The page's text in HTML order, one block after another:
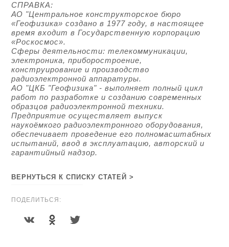
СПРАВКА:
АО "Центральное конструкторское бюро
«Геофизика» создано в 1977 году, в настоящее
время входит в Государственную корпорацию
«Роскосмос».
Сферы деятельности: телекоммуникации,
электроника, приборостроение,
конструирование и производство
радиоэлектронной аппаратуры.
АО "ЦКБ "Геофизика" - выполняет полный цикл
работ по разработке и созданию современных
образцов радиоэлектронной техники.
Предприятие осуществляет выпуск
наукоёмкого радиоэлектронного оборудования,
обеспечивает проведение его полномасштабных
испытаний, ввод в эксплуатацию, авторский и
гарантийный надзор.
ВЕРНУТЬСЯ К СПИСКУ СТАТЕЙ >
ПОДЕЛИТЬСЯ: